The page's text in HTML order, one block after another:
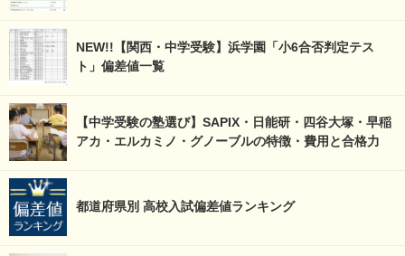
NEW!!【関西・中学受験】浜学園「小6合否判定テス
ト」偏差値一覧
【中学受験の塾選び】SAPIX・日能研・四谷大塚・早稲
アカ・エルカミノ・グノーブルの特徴・費用と合格力
都道府県別 高校入試偏差値ランキング